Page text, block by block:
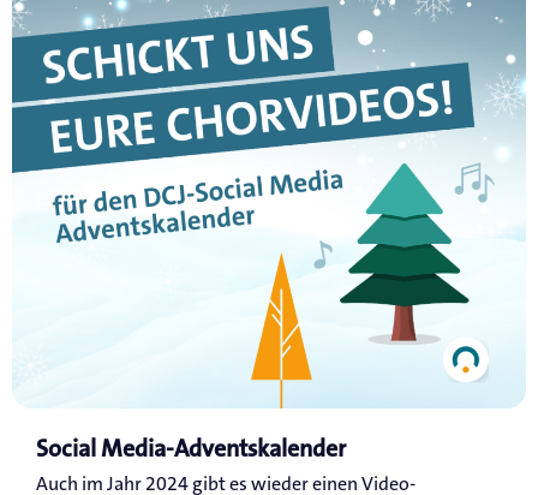
Social Media-Adventskalender
Auch im Jahr 2024 gibt es wieder einen Video-